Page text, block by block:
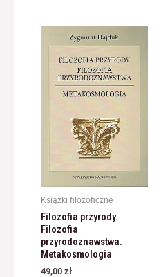
Książki filozoficzne
Filozofia przyrody.
Filozofia
przyrodoznawstwa.
Metakosmologia
49,00zł